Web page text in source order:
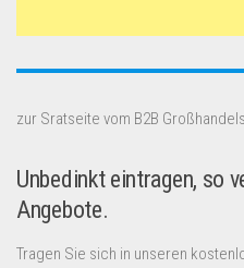
zur Sratseite vom B2B
Unbedinkt eintragen, so
Angebote.
Tragen Sie sich in unseren